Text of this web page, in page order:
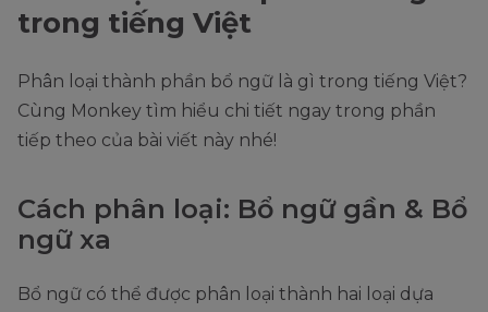
trong tiếng Việt
Phân loại thành phần bổ ngữ là gì trong tiếng Việt?
Cùng Monkey tìm hiểu chi tiết ngay trong phần
tiếp theo của bài viết này nhé!
Cách phân loại: Bổ ngữ gần & Bổ
ngữ xa
Bổ ngữ có thể được phân loại thành hai loại dựa